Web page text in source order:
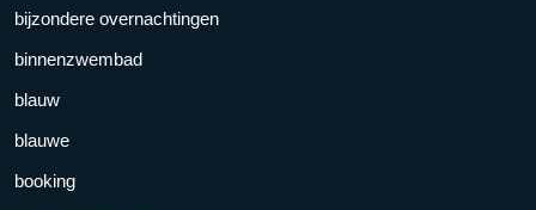
bijzondere overnachtingen
binnenzwembad
blauw
blauwe
booking